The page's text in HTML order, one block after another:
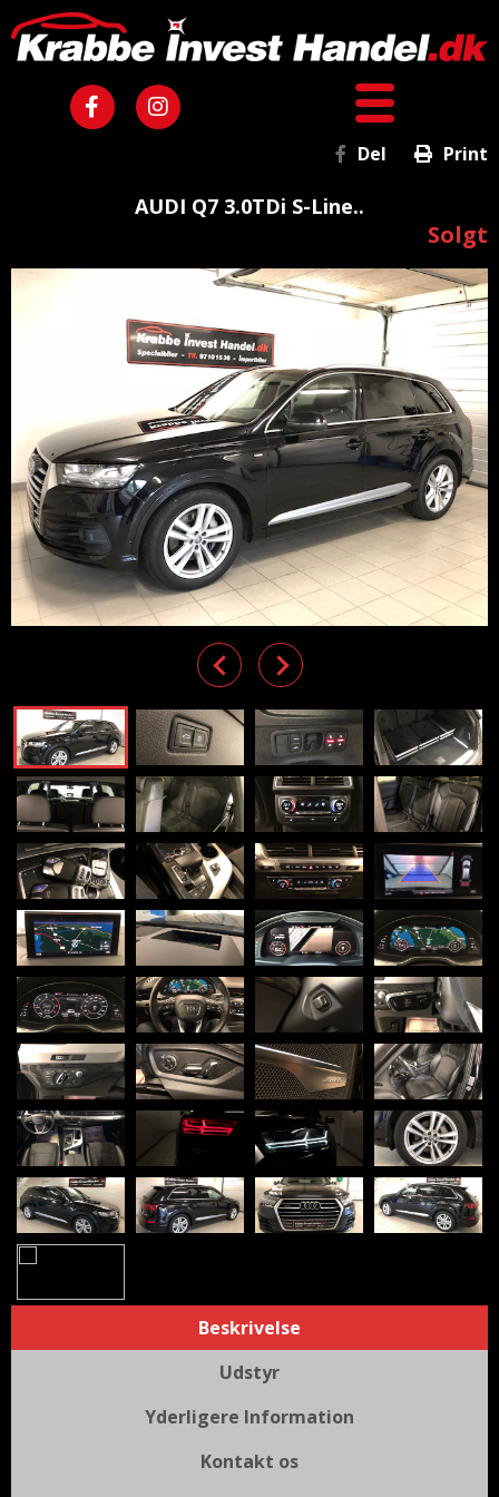
Del Print
AUDI Q7 3.0TDi S-Line..
Solgt
Previous
Next
Beskrivelse
Udstyr
Yderligere Information
Kontakt os